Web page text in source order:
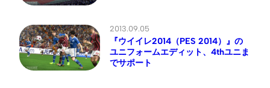
2013.09.05
『ウイイレ2014（PES 2014）』の
ユニフォームエディット、4thユニま
でサポート